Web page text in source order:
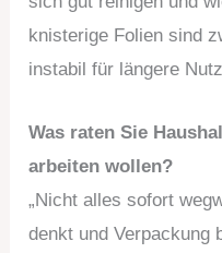
knisterige Folien sind
instabil für längere
Was raten Sie
arbeiten wollen?
„Nicht alles sofort
denkt und Verpackung